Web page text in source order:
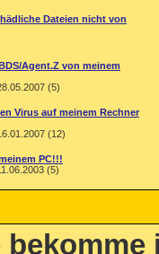
Dateien nicht von
Agent.Z von meinem
(5)
Virus auf meinem Rechner
(12)
PC!!!
(5)
bekomme